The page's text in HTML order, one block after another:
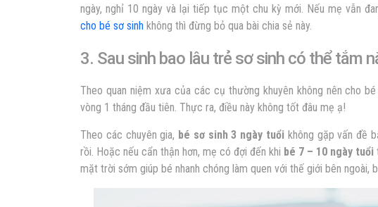
ngày, nghỉ 10 ngày và lại tiếp tục một chu kỳ mới. Nếu mẹ vẫn
cho bé sơ sinh không thì đừng bỏ qua bài chia sẻ này.
3. Sau sinh bao lâu trẻ sơ sinh có thể tắm
Theo quan niệm xưa của các cụ thường khuyên không nên cho
vòng 1 tháng đầu tiên. Thực ra, điều này không tốt đâu mẹ ạ!
Theo các chuyên gia, bé sơ sinh 3 ngày tuổi không gặp vấn đề
rồi. Hoặc nếu cẩn thận hơn, mẹ có đợi đến khi bé 7 – 10 ngày tuổi
mặt trời sớm giúp bé nhanh chóng làm quen với thế giới bên ngoài,